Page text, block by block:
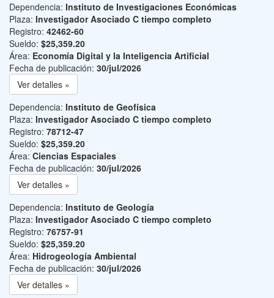
Dependencia: Instituto de Investigaciones Económicas
Plaza: Investigador Asociado C tiempo completo
Registro: 42462-60
Sueldo: $25,359.20
Área: Economía Digital y la Inteligencia Artificial
Fecha de publicación: 30/jul/2026
Ver detalles »
Dependencia: Instituto de Geofísica
Plaza: Investigador Asociado C tiempo completo
Registro: 78712-47
Sueldo: $25,359.20
Área: Ciencias Espaciales
Fecha de publicación: 30/jul/2026
Ver detalles »
Dependencia: Instituto de Geología
Plaza: Investigador Asociado C tiempo completo
Registro: 76757-91
Sueldo: $25,359.20
Área: Hidrogeología Ambiental
Fecha de publicación: 30/jul/2026
Ver detalles »